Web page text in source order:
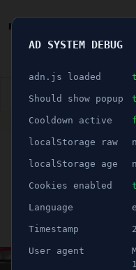
👮🏻‍♂️ BLÅLJUS ÅSIKTER
ut - Två
Publicerad 12 februari 2023
Uppdaterad 21 juni 2026 12:22
AD SYSTEM DEBUG
adn.js loaded
Should show popup
Cooldown active
localStorage raw
localStorage age
Cookies enabled
Language
Timestamp
User agent